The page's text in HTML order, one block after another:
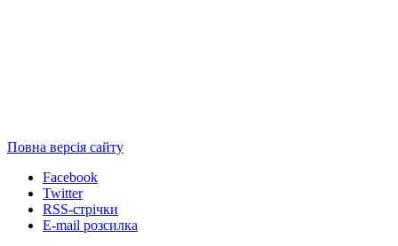
Повна версія сайту
Facebook
Twitter
RSS-стрічки
E-mail розсилка